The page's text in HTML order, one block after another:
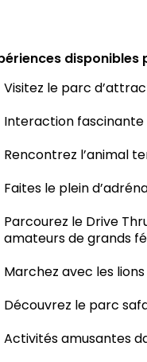
Visitez le parc
Interaction fascinante
Rencontrez l’animal
Faites le plein
Parcourez le Drive
amateurs de grands
Marchez avec les
Découvrez le parc
Activités amusantes